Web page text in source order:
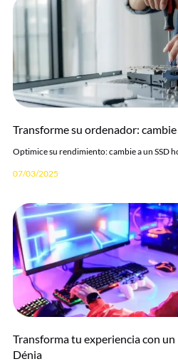
Transforme su ordenador:
Optimice su rendimiento: cambie a un SSD
07/03/2025
Transforma tu experiencia con un
Dénia